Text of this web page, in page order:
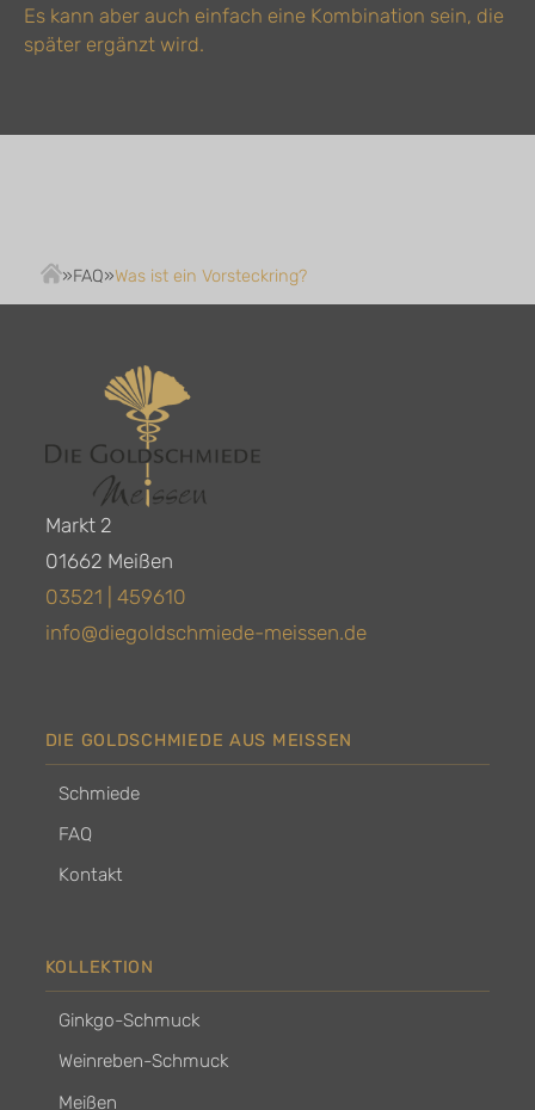
Es kann aber auch einfach eine Kombination sein, die
später ergänzt wird.
»FAQ»Was ist ein Vorsteckring?
Markt 2
01662 Meißen
03521 | 459610
info@diegoldschmiede-meissen.de
DIE GOLDSCHMIEDE AUS MEISSEN
Schmiede
FAQ
Kontakt
KOLLEKTION
Ginkgo-Schmuck
Weinreben-Schmuck
Meißen